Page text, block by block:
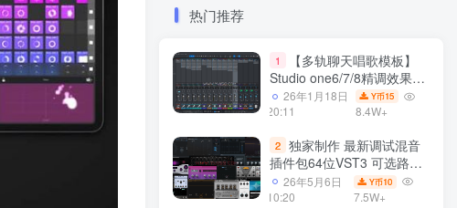
热门推荐
1
【多轨聊天唱歌模板】
Studio one6/7/8精调效果包
多种效果模式 声卡调试好直
播预设模板
26年1月18日
20:11
Y币15
8.4W+
2 独家制作 最新调试混音
插件包64位VST3 可选路径
一键安装550个效果器合集
v3.0 WiN 支持定制
26年5月6日
10:20
Y币10
7.5W+